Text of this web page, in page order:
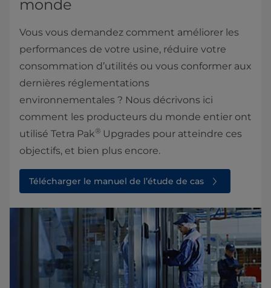
monde
Vous vous demandez comment améliorer les
performances de votre usine, réduire votre
consommation d’utilités ou vous conformer aux
dernières réglementations
environnementales ? Nous décrivons ici
comment les producteurs du monde entier ont
utilisé Tetra Pak® Upgrades pour atteindre ces
objectifs, et bien plus encore.
Télécharger le manuel de l’étude de cas